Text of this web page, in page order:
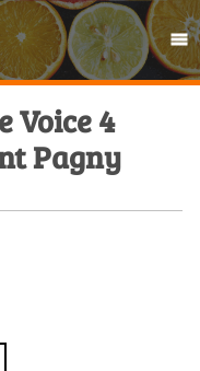
Voice 4
Pagny